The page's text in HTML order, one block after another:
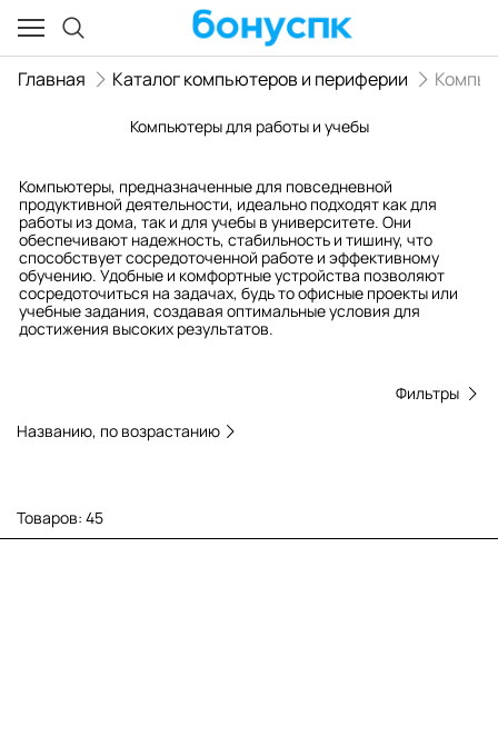
Главная Каталог компьютеров и периферии
Компьютеры для работы и учебы
Компьютеры, предназначенные для повседневной
продуктивной деятельности, идеально подходят как для
работы из дома, так и для учебы в университете. Они
обеспечивают надежность, стабильность и тишину, что
способствует сосредоточенной работе и эффективному
обучению. Удобные и комфортные устройства позволяют
сосредоточиться на задачах, будь то офисные проекты или
учебные задания, создавая оптимальные условия для
достижения высоких результатов.
Названию, по возрастанию
Фильтры
Товаров: 45